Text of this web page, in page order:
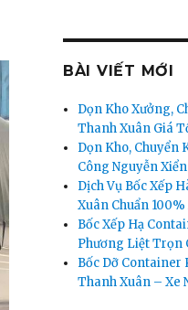
BÀI VIẾT MỚI
Dọn Kho Xưởng,
Thanh Xuân Giá
Dọn Kho, Chuyển
Công Nguyễn
Dịch Vụ Bốc Xếp
Xuân Chuẩn
Bốc Xếp Hạ
Phương Liệt Trọn
Bốc Dỡ
Thanh Xuân – Xe